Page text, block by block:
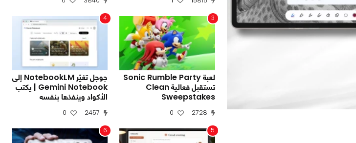
3
لعبة Sonic Rumble Party
تستقبل فعالية Clean
Sweepstakes
2728
0
4
جوجل تغيّر NotebookLM إلى
Gemini Notebook | يكتب
الأكواد وينفذها بنفسه
2457
0
5
6